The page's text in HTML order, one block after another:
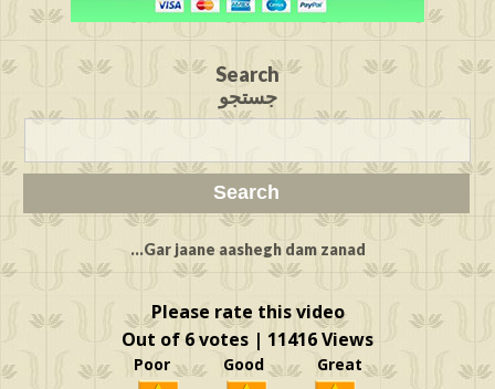
Search
جستجو
Gar jaane aashegh dam zanad...
Please rate this video
Out of 6 votes | 11416 Views
Poor Good Great